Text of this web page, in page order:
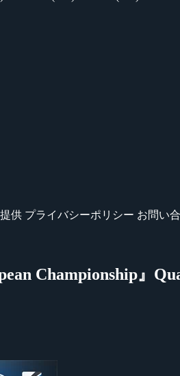
供 プライバシーポリシー お問い
Championship